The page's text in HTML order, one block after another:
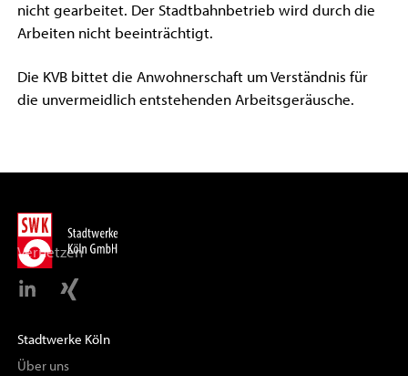
nicht gearbeitet. Der Stadtbahnbetrieb wird durch die
Arbeiten nicht beeinträchtigt.
Die KVB bittet die Anwohnerschaft um Verständnis für
die unvermeidlich entstehenden Arbeitsgeräusche.
Vernetzen
Stadtwerke Köln
Über uns